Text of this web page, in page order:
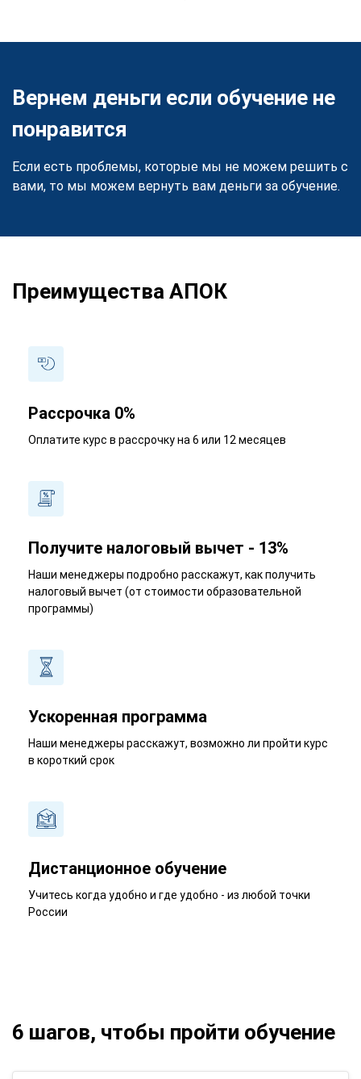
Вернем деньги если обучение не
понравится
Если есть проблемы, которые мы не можем решить с
вами, то мы можем вернуть вам деньги за обучение.
Преимущества АПОК
Рассрочка 0%
Оплатите курс в рассрочку на 6 или 12 месяцев
Получите налоговый вычет - 13%
Наши менеджеры подробно расскажут, как получить
налоговый вычет (от стоимости образовательной
программы)
Ускоренная программа
Наши менеджеры расскажут, возможно ли пройти курс
в короткий срок
Дистанционное обучение
Учитесь когда удобно и где удобно - из любой точки
России
6 шагов, чтобы пройти обучение